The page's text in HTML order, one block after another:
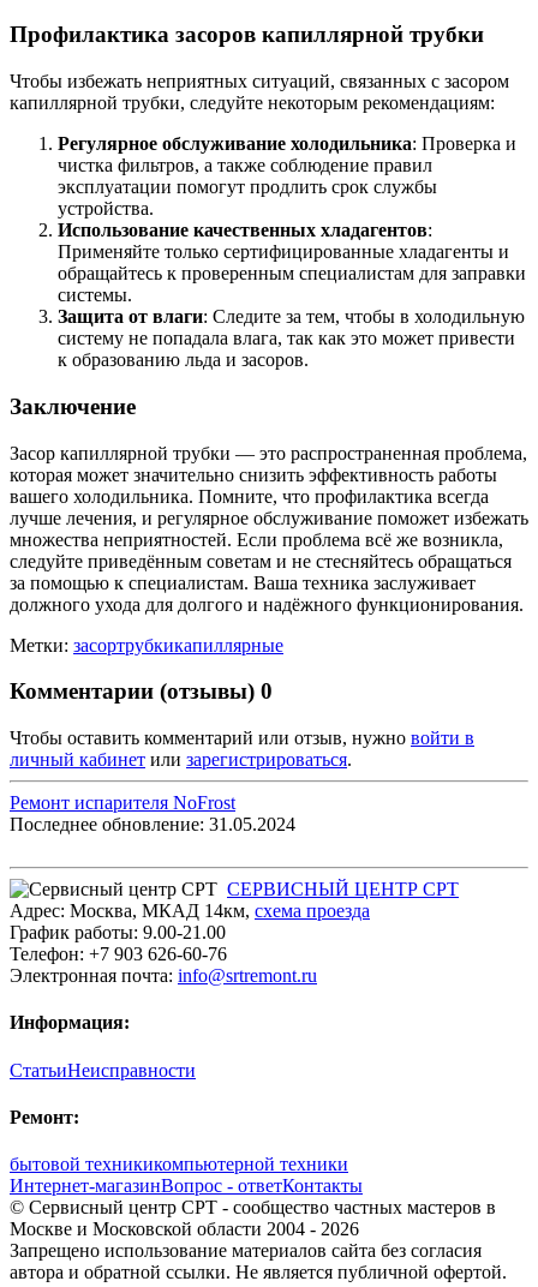
Профилактика засоров капиллярной трубки
Чтобы избежать неприятных ситуаций, связанных с засором
капиллярной трубки, следуйте некоторым рекомендациям:
Регулярное обслуживание холодильника: Проверка и
чистка фильтров, а также соблюдение правил
эксплуатации помогут продлить срок службы
устройства.
Использование качественных хладагентов:
Применяйте только сертифицированные хладагенты и
обращайтесь к проверенным специалистам для заправки
системы.
Защита от влаги: Следите за тем, чтобы в холодильную
систему не попадала влага, так как это может привести
к образованию льда и засоров.
Заключение
Засор капиллярной трубки — это распространенная проблема,
которая может значительно снизить эффективность работы
вашего холодильника. Помните, что профилактика всегда
лучше лечения, и регулярное обслуживание поможет избежать
множества неприятностей. Если проблема всё же возникла,
следуйте приведённым советам и не стесняйтесь обращаться
за помощью к специалистам. Ваша техника заслуживает
должного ухода для долгого и надёжного функционирования.
Метки: засортрубкикапиллярные
Комментарии (отзывы) 0
Чтобы оставить комментарий или отзыв, нужно войти в
личный кабинет или зарегистрироваться.
Ремонт испарителя NoFrost
Последнее обновление: 31.05.2024
СЕРВИСНЫЙ ЦЕНТР СРТ
Адрес: Москва, МКАД 14км, cхема проезда
График работы: 9.00-21.00
Телефон: +7 903 626-60-76
Электронная почта: info@srtremont.ru
Информация:
СтатьиНеисправности
Ремонт:
бытовой техникикомпьютерной техники
Интернет-магазинВопрос - ответКонтакты
© Сервисный центр СРТ - сообщество частных мастеров в
Москве и Московской области 2004 - 2026
Запрещено использование материалов сайта без согласия
автора и обратной ссылки. Не является публичной офертой.